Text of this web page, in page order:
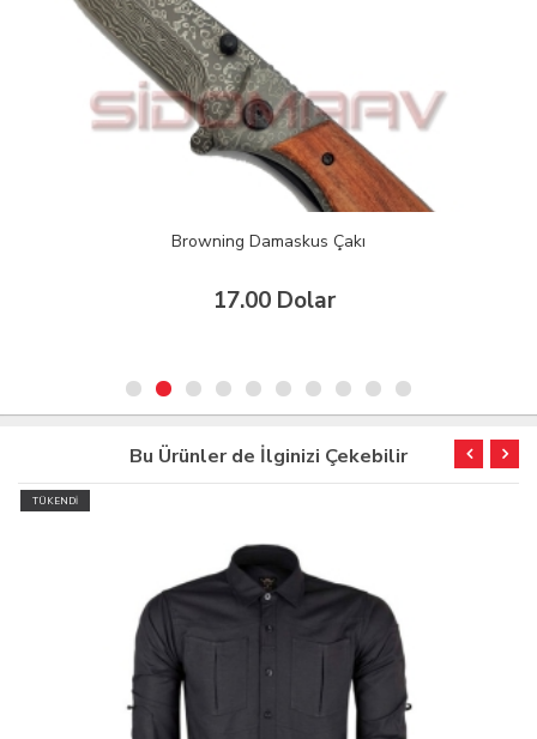
Browning Damaskus Çakı
17.00 Dolar
Bu Ürünler de İlginizi Çekebilir
TÜKENDİ